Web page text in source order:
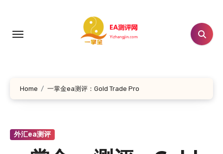
Home 一掌金ea测评：Gold Trade Pro
外汇ea测评